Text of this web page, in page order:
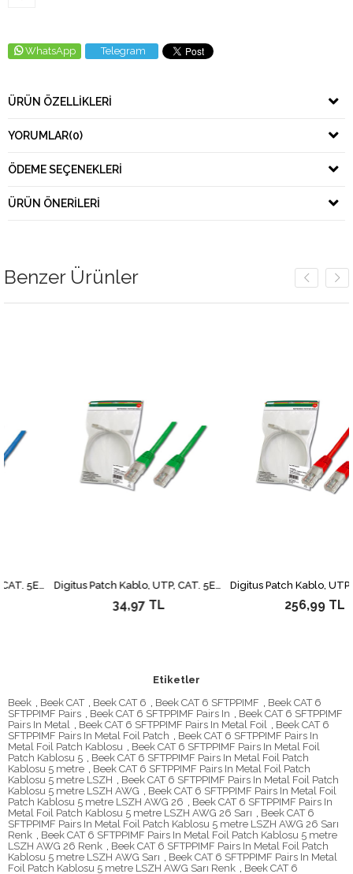
WhatsApp Telegram
ÜRÜN ÖZELLIKLERI
YORUMLAR(0)
ÖDEME SEÇENEKLERI
ÜRÜN ÖNERILERI
Benzer Ürünler
Digitus Patch Kablo, UTP, CAT. 5E, 2 metre, AWG 26/7, Mavi Renk, 3P sertifikalı Digitus Patch Kablo, UTP, CAT. 5E, 0.5 metre, AWG 26/7, Yeşil Renk, 3P sertifikalı
34,97 TL 256,99 TL
Etiketler
Beek
Beek CAT Beek CAT 6 Beek CAT 6 SFTPPIMF
Beek CAT 6
SFTPPIMF Pairs
Beek CAT 6 SFTPPIMF Pairs In
Beek CAT 6 SFTPPIMF
Pairs In Metal
Beek CAT 6 SFTPPIMF Pairs In Metal Foil
Beek CAT 6
SFTPPIMF Pairs In Metal Foil Patch
Beek CAT 6 SFTPPIMF Pairs In
Metal Foil Patch Kablosu
Beek CAT 6 SFTPPIMF Pairs In Metal Foil
Patch Kablosu 5
Beek CAT 6 SFTPPIMF Pairs In Metal Foil Patch
Kablosu 5 metre
Beek CAT 6 SFTPPIMF Pairs In Metal Foil Patch
Kablosu 5 metre LSZH
Beek CAT 6 SFTPPIMF Pairs In Metal Foil Patch
Kablosu 5 metre LSZH AWG
Beek CAT 6 SFTPPIMF Pairs In Metal Foil
Patch Kablosu 5 metre LSZH AWG 26
Beek CAT 6 SFTPPIMF Pairs In
Metal Foil Patch Kablosu 5 metre LSZH AWG 26 Sarı
Beek CAT 6
SFTPPIMF Pairs In Metal Foil Patch Kablosu 5 metre LSZH AWG 26 Sarı
Renk
Beek CAT 6 SFTPPIMF Pairs In Metal Foil Patch Kablosu 5 metre
LSZH AWG 26 Renk
Beek CAT 6 SFTPPIMF Pairs In Metal Foil Patch
Kablosu 5 metre LSZH AWG Sarı
Beek CAT 6 SFTPPIMF Pairs In Metal
Foil Patch Kablosu 5 metre LSZH AWG Sarı Renk
Beek CAT 6